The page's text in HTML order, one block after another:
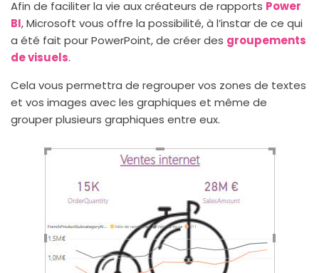
Afin de faciliter la vie aux créateurs de rapports Power
BI, Microsoft vous offre la possibilité, à l’instar de ce qui
a été fait pour PowerPoint, de créer des groupements
de visuels.
Cela vous permettra de regrouper vos zones de textes
et vos images avec les graphiques et même de
grouper plusieurs graphiques entre eux.